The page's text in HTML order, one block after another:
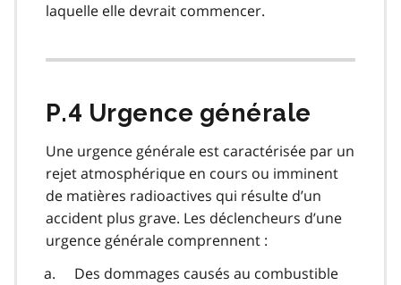
laquelle elle devrait commencer.
P.4 Urgence générale
Une urgence générale est caractérisée par un
rejet atmosphérique en cours ou imminent
de matières radioactives qui résulte d’un
accident plus grave. Les déclencheurs d’une
urgence générale comprennent :
Des dommages causés au combustible